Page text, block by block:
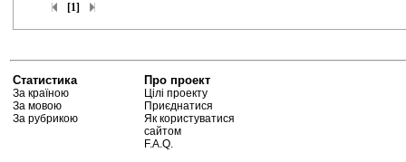
[1]
Статистика
За країною
За мовою
За рубрикою
Про проект
Цілі проекту
Приєднатися
Як користуватися
сайтом
F.A.Q.